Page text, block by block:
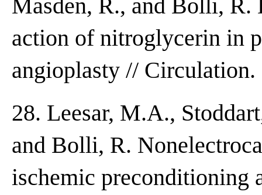
Masden, R., and Bolli,
action of nitroglycerin in
angioplasty // Circulation.
28. Leesar, M.A.,
and Bolli, R.
ischemic preconditioning